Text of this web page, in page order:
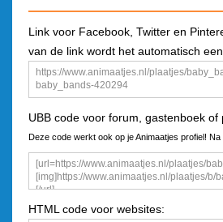
Link voor Facebook, Twitter en
van de link wordt het automatisch
UBB code voor forum, gastenboek of
Deze code werkt ook op je Animaatjes profiel!
een plaatje
HTML code voor websites: